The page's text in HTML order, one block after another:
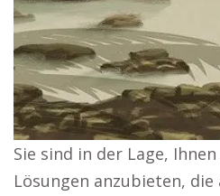
Sie sind in der Lage,
Lösungen anzubieten,